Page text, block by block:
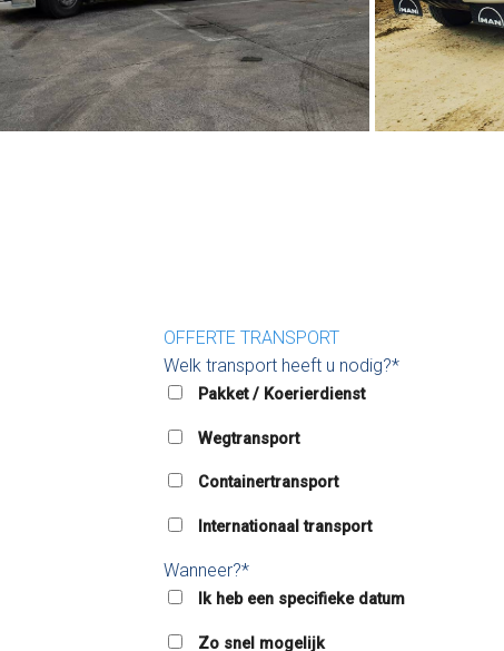
OFFERTE TRANSPORT
Welk transport heeft u nodig?*
Pakket / Koerierdienst
Wegtransport
Containertransport
Internationaal transport
Wanneer?*
Ik heb een specifieke datum
Zo snel mogelijk